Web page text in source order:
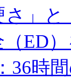
」と
ED
36時